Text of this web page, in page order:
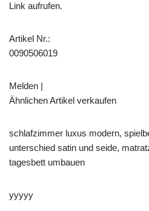
Link aufrufen.
Artikel Nr.:
0090506019
Melden |
Ähnlichen Artikel verkaufen
schlafzimmer luxus modern,
unterschied satin und seide,
tagesbett umbauen
yyyyy